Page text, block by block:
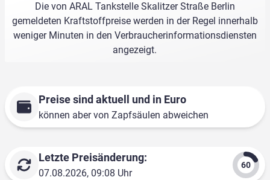
Die von ARAL Tankstelle Skalitzer Straße Berlin
gemeldeten Kraftstoffpreise werden in der Regel innerhalb
weniger Minuten in den Verbraucherinformationsdiensten
angezeigt.
Preise sind aktuell und in Euro
können aber von Zapfsäulen abweichen
Letzte Preisänderung:
07.08.2026, 09:08 Uhr